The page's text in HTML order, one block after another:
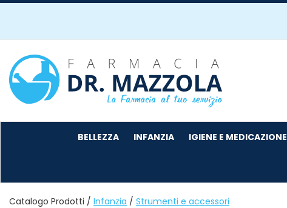
Passa
principale
Farmacia
Mazzola
BELLEZZA INFANZIA IGIENE E MEDICAZIONE
Catalogo Prodotti / Infanzia / Strumenti e accessori